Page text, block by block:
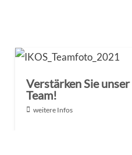
Verstärken Sie
Team!
weitere Infos